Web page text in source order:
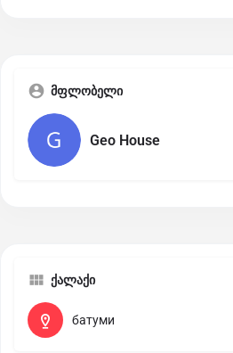
მფლობელი
Geo House
ქალაქი
батуми